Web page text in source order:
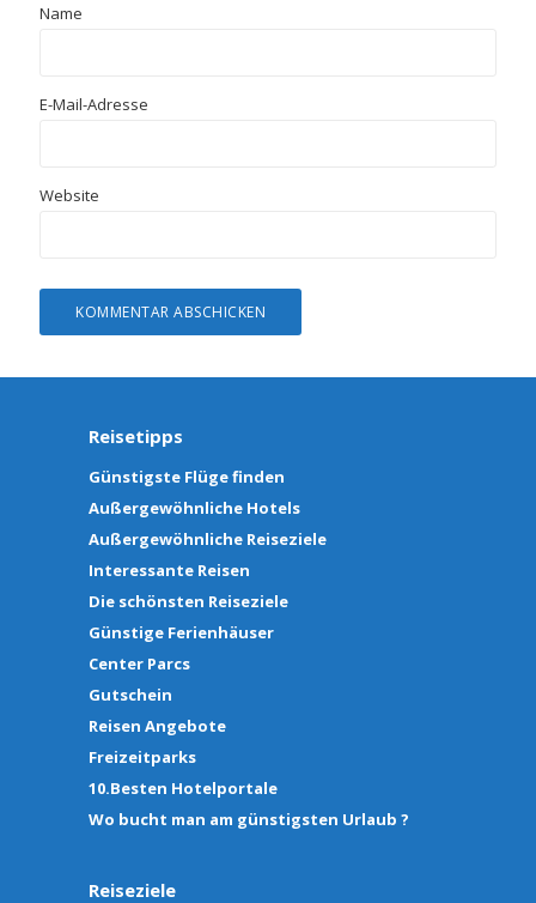
Name
E-Mail-Adresse
Website
Reisetipps
Günstigste Flüge finden
Außergewöhnliche Hotels
Außergewöhnliche Reiseziele
Interessante Reisen
Die schönsten Reiseziele
Günstige Ferienhäuser
Center Parcs
Gutschein
Reisen Angebote
Freizeitparks
10.Besten Hotelportale
Wo bucht man am günstigsten Urlaub ?
Reiseziele